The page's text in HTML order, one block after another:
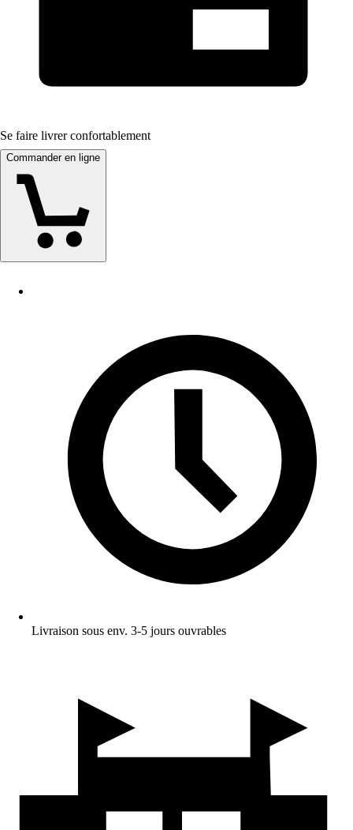
Se faire livrer confortablement
Commander en ligne
Livraison sous env. 3-5 jours ouvrables